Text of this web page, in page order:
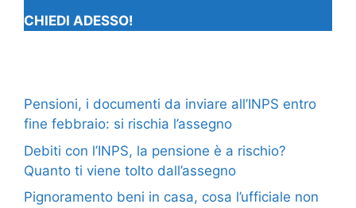
CHIEDI ADESSO!
Pensioni, i documenti da inviare all’INPS entro
fine febbraio: si rischia l’assegno
Debiti con l’INPS, la pensione è a rischio?
Quanto ti viene tolto dall’assegno
Pignoramento beni in casa, cosa l’ufficiale non